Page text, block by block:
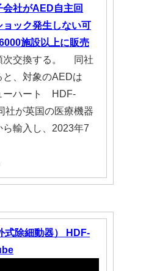
会社がAED自主回
ョック発生しない可
施設以上に販売
次交換する。 同社
と、対象のAEDは
ーハート HDF-
社が英国の医療機器
ら輸入し、2023年7
式除細動器） HDF-